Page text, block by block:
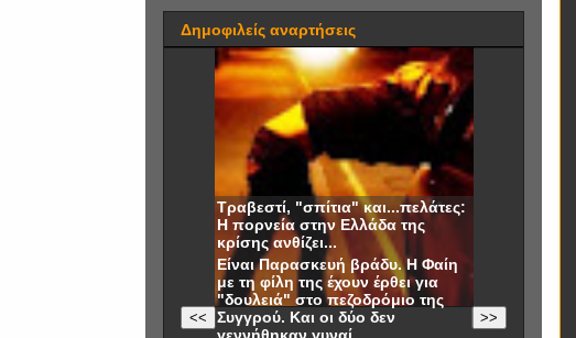
Δημοφιλείς αναρτήσεις
Τραβεστί, "σπίτια" και...πελάτες:
Η πορνεία στην Ελλάδα της
κρίσης ανθίζει...
Είναι Παρασκευή βράδυ. Η Φαίη
με τη φίλη της έχουν έρθει για
"δουλειά" στο πεζοδρόμιο της
Συγγρού. Και οι δύο δεν
>>
<<